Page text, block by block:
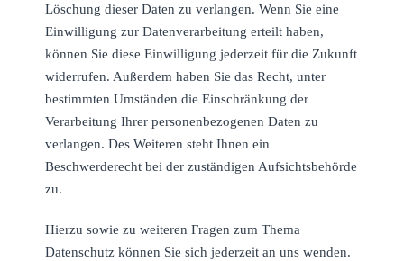
Löschung dieser Daten zu verlangen. Wenn Sie eine
Einwilligung zur Datenverarbeitung erteilt haben,
können Sie diese Einwilligung jederzeit für die Zukunft
widerrufen. Außerdem haben Sie das Recht, unter
bestimmten Umständen die Einschränkung der
Verarbeitung Ihrer personenbezogenen Daten zu
verlangen. Des Weiteren steht Ihnen ein
Beschwerderecht bei der zuständigen Aufsichtsbehörde
zu.
Hierzu sowie zu weiteren Fragen zum Thema
Datenschutz können Sie sich jederzeit an uns wenden.